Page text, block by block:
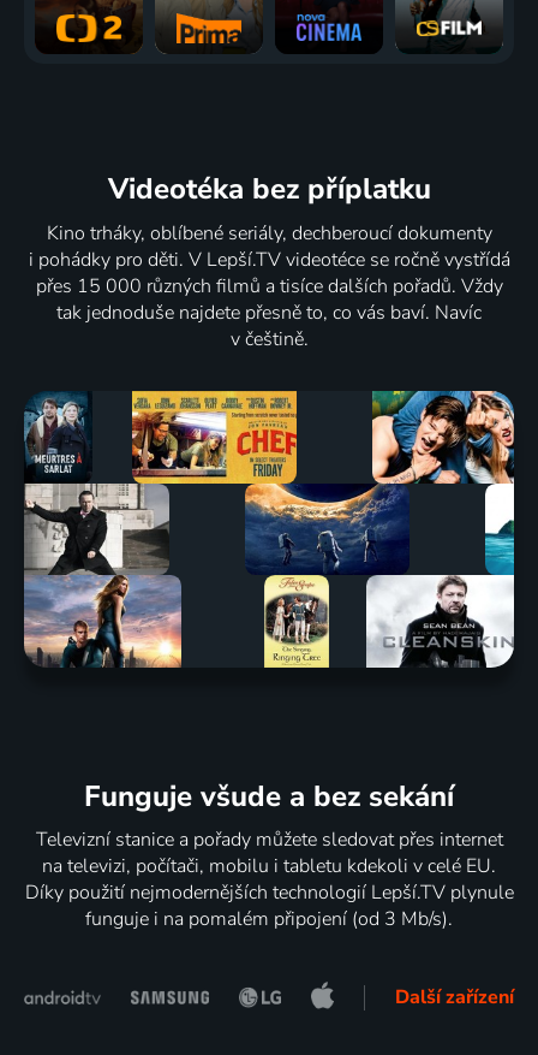
Videotéka bez příplatku
Kino trháky, oblíbené seriály, dechberoucí dokumenty
i pohádky pro děti. V Lepší.TV videotéce se ročně vystřídá
přes 15 000 různých filmů a tisíce dalších pořadů. Vždy
tak jednoduše najdete přesně to, co vás baví. Navíc
v češtině.
Funguje všude a bez sekání
Televizní stanice a pořady můžete sledovat přes internet
na televizi, počítači, mobilu i tabletu kdekoli v celé EU.
Díky použití nejmodernějších technologií Lepší.TV plynule
funguje i na pomalém připojení (od 3 Mb/s).
Další zařízení